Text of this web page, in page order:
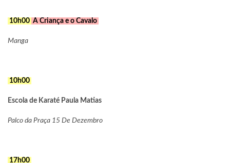
10h00 A Criança e o Cavalo
Manga
10h00
Escola de Karaté Paula Matias
Palco da Praça 15 De Dezembro
17h00